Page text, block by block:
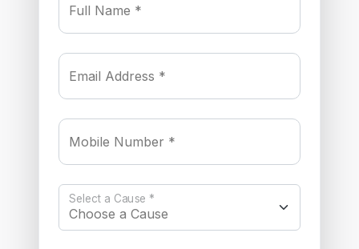
Full Name *
Email Address *
Mobile Number *
Select a Cause *